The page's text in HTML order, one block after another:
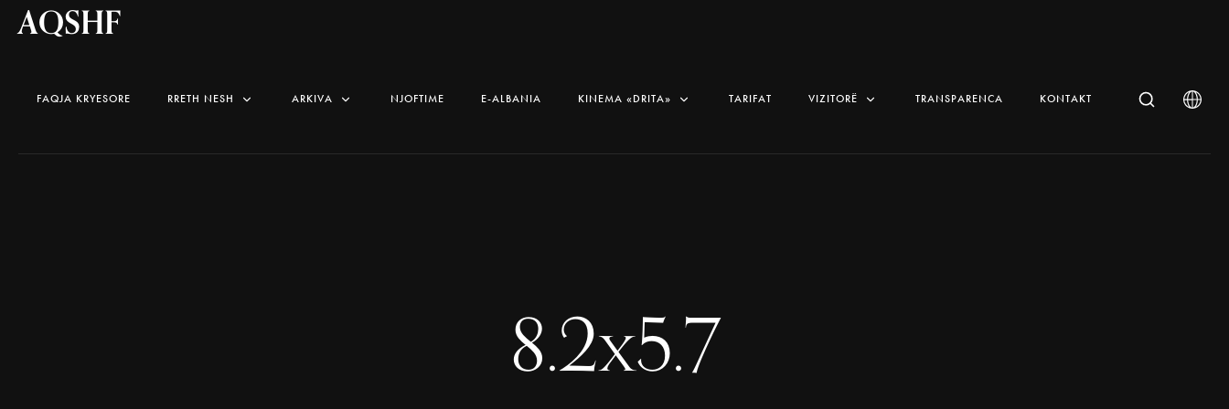
AQSHF
FAQJA KRYESORE RRETH NESH ARKIVA NJOFTIME E-ALBANIA KINEMA «DRITA» TARIFAT VIZITORË TRANSPARENCA KONTAKT
8.2x5.7